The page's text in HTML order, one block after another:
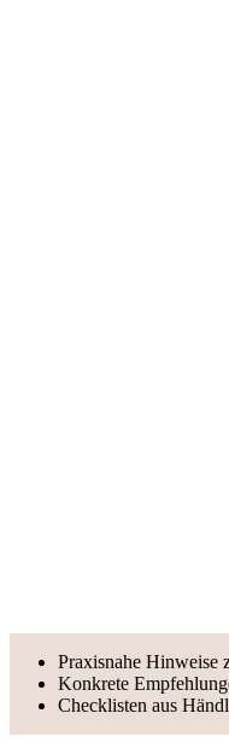
Praxisnahe Hinweise
Konkrete
Checklisten aus